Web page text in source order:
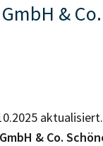
&
aktualisiert.
& Co.